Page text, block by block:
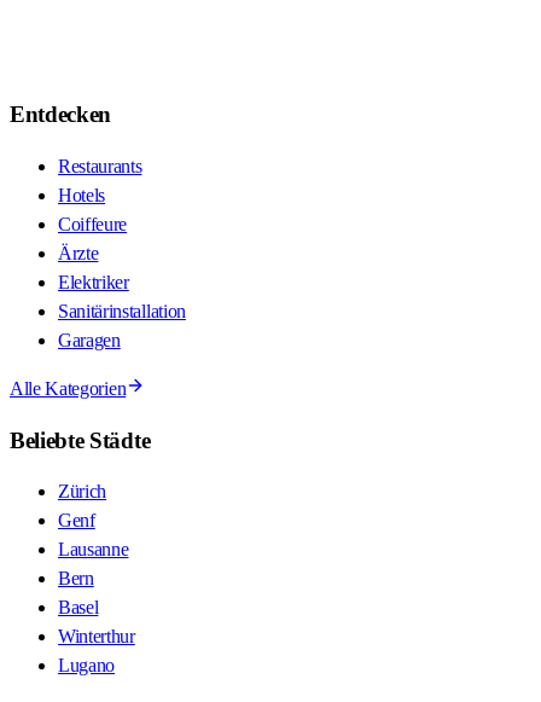
Entdecken
Restaurants
Hotels
Coiffeure
Ärzte
Elektriker
Sanitärinstallation
Garagen
Alle Kategorien
Beliebte Städte
Zürich
Genf
Lausanne
Bern
Basel
Winterthur
Lugano